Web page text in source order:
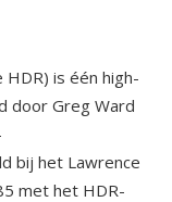
HDR) is één high-
door Greg Ward
bij het Lawrence
met het HDR-